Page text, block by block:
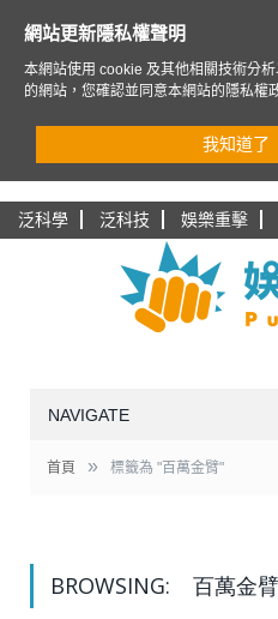
泛科學 泛科技 娛樂重擊
NAVIGATE
首頁 » 標籤為 "百萬金臂"
BROWSING: 百萬金臂
網站更新隱私權聲明
本網站使用 cookie 及其他相關技術分
的網站，您確認並同意本網站的隱私權
我知道了